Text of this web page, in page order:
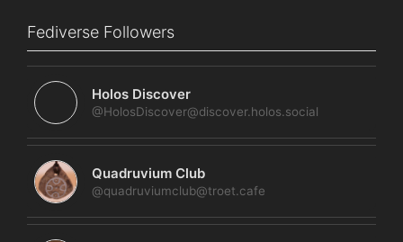
Fediverse Followers
Holos Discover
@HolosDiscover@discover.holos.social
Quadruvium Club
@quadruviumclub@troet.cafe